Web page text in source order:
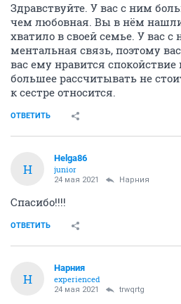
Здравствуйте. У вас с ним
чем любовная. Вы в нём
хватило в своей семье. У вас
ментальная связь, поэтому
вас ему нравится
большее рассчитывать не
к сестре относится.
ОТВЕТИТЬ
H
Helga86
junior
24 мая 2021 Нарния
Спасибо!!!!
ОТВЕТИТЬ
Н
Нарния
experienced
24 мая 2021 trwqrtg